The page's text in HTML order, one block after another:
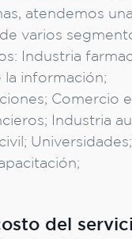
atendemos
varios
Industria
la información;
Comercio
Industria
del